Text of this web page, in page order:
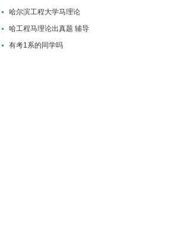
部笔记
哈尔滨工程大学马理论
哈工程马理论出真题 辅导
有考1系的同学吗